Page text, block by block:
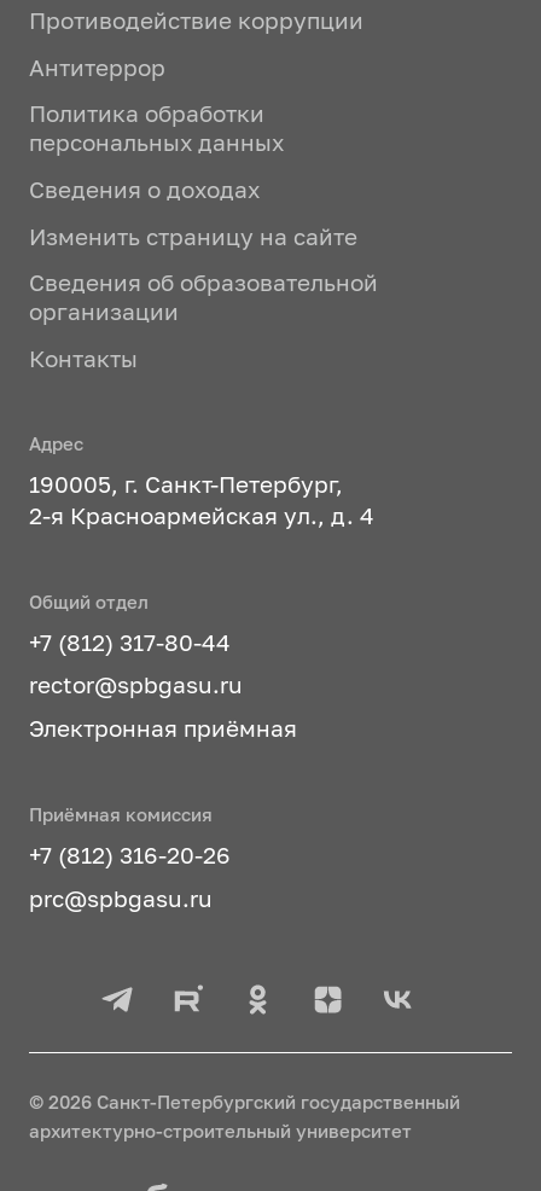
Противодействие коррупции
Антитеррор
Политика обработки
персональных данных
Сведения о доходах
Изменить страницу на сайте
Сведения об образовательной
организации
Контакты
Адрес
190005, г. Санкт-Петербург,
2-я Красноармейская ул., д. 4
Общий отдел
+7 (812) 317-80-44
rector@spbgasu.ru
Электронная приёмная
Приёмная комиссия
+7 (812) 316-20-26
prc@spbgasu.ru
© 2026 Санкт-Петербургский государственный
архитектурно-строительный университет